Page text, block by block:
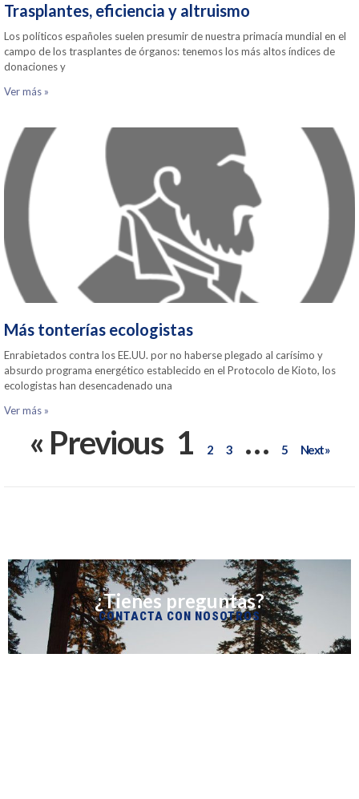
Trasplantes, eficiencia y altruismo
Los políticos españoles suelen presumir de nuestra primacía mundial en el
campo de los trasplantes de órganos: tenemos los más altos índices de
donaciones y
Ver más »
Más tonterías ecologistas
Enrabietados contra los EE.UU. por no haberse plegado al carísimo y
absurdo programa energético establecido en el Protocolo de Kioto, los
ecologistas han desencadenado una
Ver más »
« Previous 1 2 3 … 5 Next »
¿Tienes preguntas?
CONTACTA CON NOSOTROS